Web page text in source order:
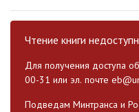
Чтение книги
Для получения доступа
00-31 или эл. почте
Подведам Минтранса и